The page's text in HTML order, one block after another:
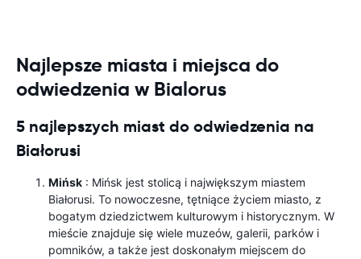
Najlepsze miasta i miejsca do
odwiedzenia w Bialorus
5 najlepszych miast do odwiedzenia na
Białorusi
Mińsk : Mińsk jest stolicą i największym miastem
Białorusi. To nowoczesne, tętniące życiem miasto, z
bogatym dziedzictwem kulturowym i historycznym. W
mieście znajduje się wiele muzeów, galerii, parków i
pomników, a także jest doskonałym miejscem do